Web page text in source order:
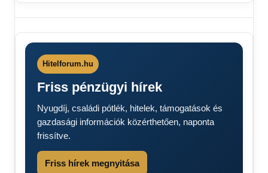
figyelem
Benzin
Gázolaj
Üzemanyag
üzemanyagárak
Hitelforum.hu
Friss pénzügyi hírek
Nyugdíj, családi pótlék, hitelek, támogatások és
gazdasági információk közérthetően, naponta
frissítve.
Friss hírek megnyitása